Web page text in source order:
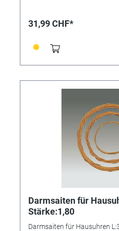
31,99 CHF*
Darmsaiten für
Stärke:1,80
Darmsaiten für Hausuhren